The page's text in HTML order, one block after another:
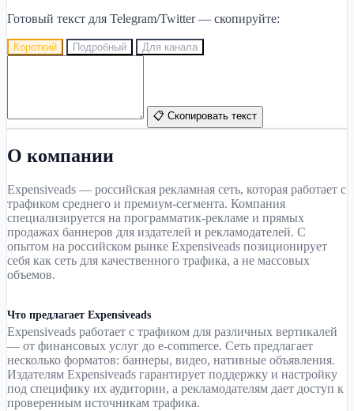
Готовый текст для Telegram/Twitter — скопируйте:
Короткий Подробный Для канала
📋 Скопировать текст
О компании
Expensiveads — российская рекламная сеть, которая работает с
трафиком среднего и премиум-сегмента. Компания
специализируется на программатик-рекламе и прямых
продажах баннеров для издателей и рекламодателей. С
опытом на российском рынке Expensiveads позиционирует
себя как сеть для качественного трафика, а не массовых
объемов.
Что предлагает Expensiveads
Expensiveads работает с трафиком для различных вертикалей
— от финансовых услуг до e-commerce. Сеть предлагает
несколько форматов: баннеры, видео, нативные объявления.
Издателям Expensiveads гарантирует поддержку и настройку
под специфику их аудитории, а рекламодателям дает доступ к
проверенным источникам трафика.